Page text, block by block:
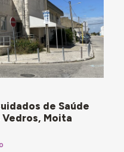
de Saúde
Moita